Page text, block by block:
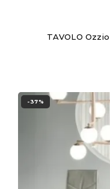
TAVOLO
-37%